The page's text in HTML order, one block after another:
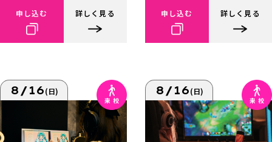
申し込む 詳しく見る 申し込む 詳しく見る
8/16(日) 8/16(日)